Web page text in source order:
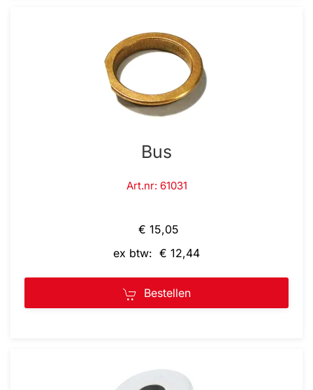
Bus
Art.nr: 61031
€ 15,05
ex btw: € 12,44
Bestellen